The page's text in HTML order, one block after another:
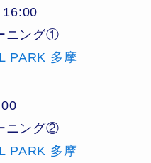
ニング①
PARK 多摩
ニング②
PARK 多摩